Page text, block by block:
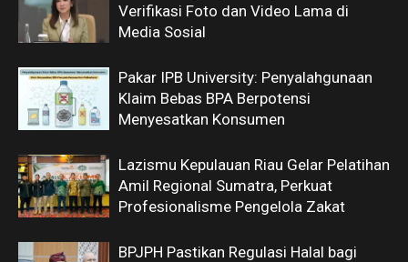
Verifikasi Foto dan Video Lama di
Media Sosial
Pakar IPB University: Penyalahgunaan
Klaim Bebas BPA Berpotensi
Menyesatkan Konsumen
Lazismu Kepulauan Riau Gelar Pelatihan
Amil Regional Sumatra, Perkuat
Profesionalisme Pengelola Zakat
BPJPH Pastikan Regulasi Halal bagi